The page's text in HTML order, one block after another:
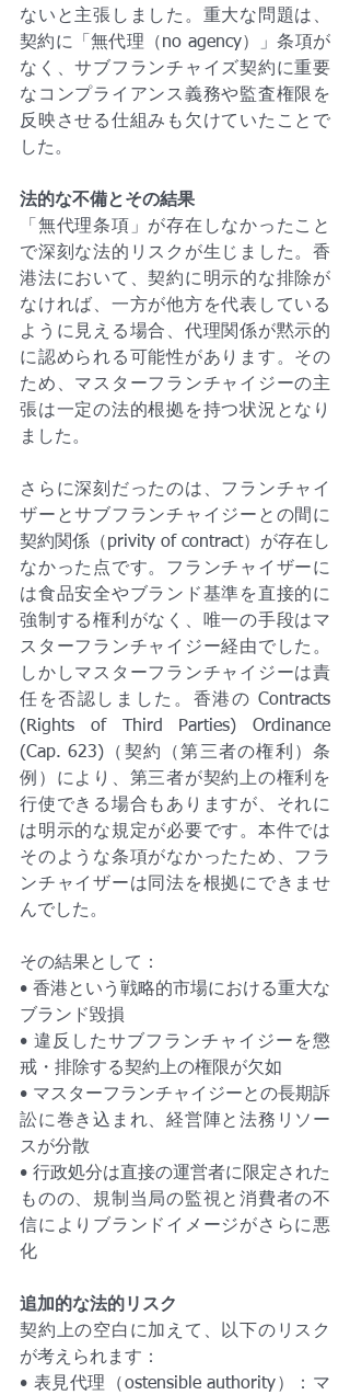
ないと主張しました。重大な問題は、
契約に「無代理（no agency）」条項が
なく、サブフランチャイズ契約に重要
なコンプライアンス義務や監査権限を
反映させる仕組みも欠けていたことで
した。
法的な不備とその結果
「無代理条項」が存在しなかったこと
で深刻な法的リスクが生じました。香
港法において、契約に明示的な排除が
なければ、一方が他方を代表している
ように見える場合、代理関係が黙示的
に認められる可能性があります。その
ため、マスターフランチャイジーの主
張は一定の法的根拠を持つ状況となり
ました。
さらに深刻だったのは、フランチャイ
ザーとサブフランチャイジーとの間に
契約関係（privity of contract）が存在し
なかった点です。フランチャイザーに
は食品安全やブランド基準を直接的に
強制する権利がなく、唯一の手段はマ
スターフランチャイジー経由でした。
しかしマスターフランチャイジーは責
任を否認しました。香港の Contracts
(Rights of Third Parties) Ordinance
(Cap. 623)（契約（第三者の権利）条
例）により、第三者が契約上の権利を
行使できる場合もありますが、それに
は明示的な規定が必要です。本件では
そのような条項がなかったため、フラ
ンチャイザーは同法を根拠にできませ
んでした。
その結果として：
• 香港という戦略的市場における重大な
ブランド毀損
• 違反したサブフランチャイジーを懲
戒・排除する契約上の権限が欠如
• マスターフランチャイジーとの長期訴
訟に巻き込まれ、経営陣と法務リソー
スが分散
• 行政処分は直接の運営者に限定された
ものの、規制当局の監視と消費者の不
信によりブランドイメージがさらに悪
化
追加的な法的リスク
契約上の空白に加えて、以下のリスク
が考えられます：
• 表見代理（ostensible authority）：マ